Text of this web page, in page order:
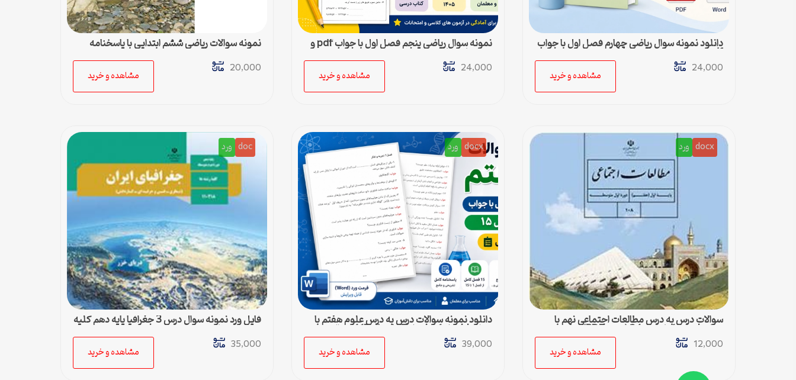
دانلود نمونه سوال ریاضی چهارم فصل اول با جواب
pdf و ورد
24,000
مشاهده و خرید
نمونه سوال ریاضی پنجم فصل اول با جواب pdf و
ورد + پاسخنامه
24,000
مشاهده و خرید
نمونه سوالات ریاضی ششم ابتدایی با پاسخنامه
تشریحی
20,000
مشاهده و خرید
docx ورد
سوالات درس به درس مطالعات اجتماعی نهم با
جواب | درس 1 تا درس 24 (ورد و PDF)
12,000
مشاهده و خرید
docx ورد
دانلود نمونه سوالات درس به درس علوم هفتم با
جواب | فصل 1 تا فصل 15 (ورد) – 415 سوال
39,000
مشاهده و خرید
doc ورد
فایل ورد نمونه سوال درس 3 جغرافیا پایه دهم کلیه
رشته ها + پاسخ
35,000
مشاهده و خرید